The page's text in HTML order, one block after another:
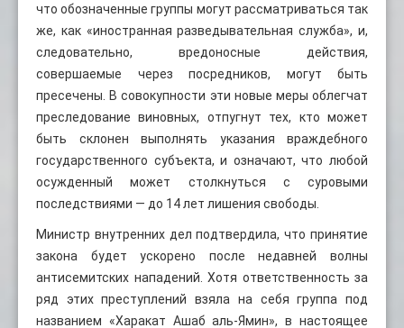
что обозначенные группы могут рассматриваться так
же, как «иностранная разведывательная служба», и,
следовательно, вредоносные действия,
совершаемые через посредников, могут быть
пресечены. В совокупности эти новые меры облегчат
преследование виновных, отпугнут тех, кто может
быть склонен выполнять указания враждебного
государственного субъекта, и означают, что любой
осужденный может столкнуться с суровыми
последствиями — до 14 лет лишения свободы.
Министр внутренних дел подтвердила, что принятие
закона будет ускорено после недавней волны
антисемитских нападений. Хотя ответственность за
ряд этих преступлений взяла на себя группа под
названием «Харакат Ашаб аль-Ямин», в настоящее